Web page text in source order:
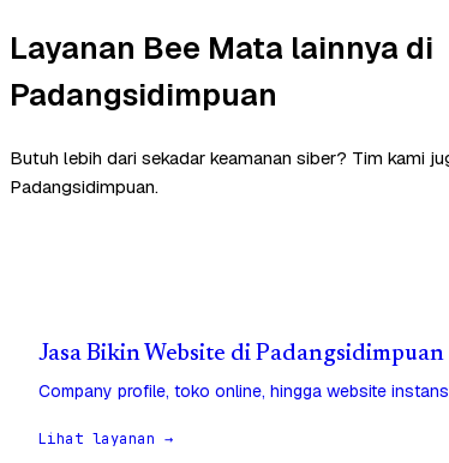
Layanan Bee Mata lainnya di
Padangsidimpuan
Butuh lebih dari sekadar keamanan siber? Tim kami
Padangsidimpuan.
Jasa Bikin Website di Padangsidimpuan
Company profile, toko online, hingga website
Lihat layanan →